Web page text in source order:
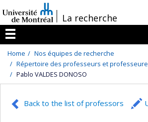
au
contenu
/La recherche
Menu
Home
Nos équipes de recherche
Répertoire des professeurs et
Pablo VALDES DONOSO
Back to the list of professors